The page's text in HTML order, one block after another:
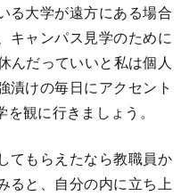
る大学が遠方にある場合
キャンパス見学のために
んだっていいと私は個人
漬けの毎日にアクセント
観に行きましょう。
てもらえたなら教職員か
ると、自分の内に立ち上